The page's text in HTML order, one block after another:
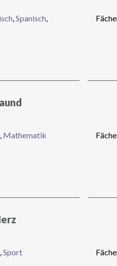
,Spanisch,
, Mathematik
,Sport